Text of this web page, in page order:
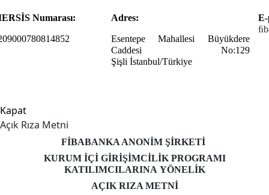
Numarası: Adres:
Esentepe Mahallesi Büyükdere
Caddesi No:129
Şişli İstanbul/Türkiye
E-
Kapat
Açık Rıza Metni
FİBABANKA ANONİM ŞİRKETİ
KURUM İÇİ GİRİŞİMCİLİK PROGRAMI
KATILIMCILARINA YÖNELİK
AÇIK RIZA METNİ